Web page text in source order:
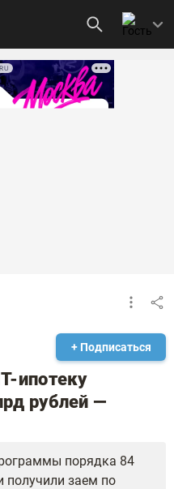
+ Подписаться
ипотеку
рублей —
порядка 84
получили заем по